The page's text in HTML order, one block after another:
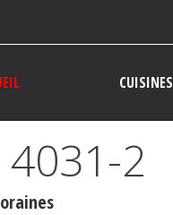
CUISINES
4031-2